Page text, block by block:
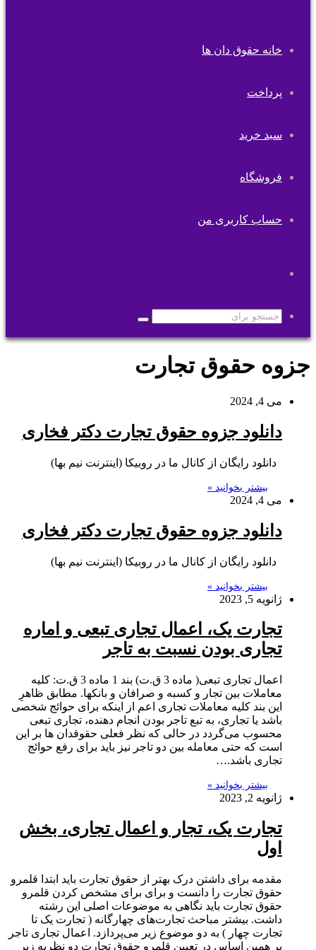
خانه حقوق دان ها
پرداخت
سبد خرید
فروشگاه
حساب کاربری من
پوسته
جستجو
برای
جزوه حقوق تجارت
می 4, 2024
دانلود جزوه حقوق تجارت دکتر فخاری
دانلود رایگان از کانال ما در روبیکا (اینترنت نیم بها)
بیشتر بخوانید »
می 4, 2024
دانلود جزوه حقوق تجارت دکتر فخاری
دانلود رایگان از کانال ما در روبیکا (اینترنت نیم بها)
بیشتر بخوانید »
ژانویه 5, 2023
تجارت یک، اعمال تجاری تبعی و اماره
تجاری بودن نسبت به تاجر
اعمال تجاری تبعی( ماده 3 ق.ت) بند 1 ماده 3 ق.ت: کلیه
معاملات بین تجار و کسبه و صرافان و بانکها. مطابق ظاهرِ
این بند کلیه معاملات تجاری اعم از اینکه برای حوائج شخصی
باشد یا تجاری، به تبع تاجر بودن انجام دهنده، تجاری تبعی
محسوب می‌گردد در حالی که نظر فعلی حقوقدان ها بر این
است که حتی معامله بین دو تاجر نیز باید برای رفع حوائج
تجاری باشد.…
بیشتر بخوانید »
ژانویه 2, 2023
تجارت یک، تجار و اعمال تجاری، بخش
اول
مقدمه برای داشتن درک بهتر از حقوق تجارت باید ابتدا قلمرو
حقوق تجارت را دانست و برای برای مشخص کردن قلمرو
حقوق تجارت باید نگاهی به موضوعات اصلی این رشته
داشت. بیشتر مباحث تجارت‌های چهارگانه ( تجارت یک تا
تجارت چهار ) به دو موضوع زیر می‌پردازد. اعمال تجاری تاجر
بر همین اساس در تعیین قلمرو حقوق تجارت دو نظریه زیر